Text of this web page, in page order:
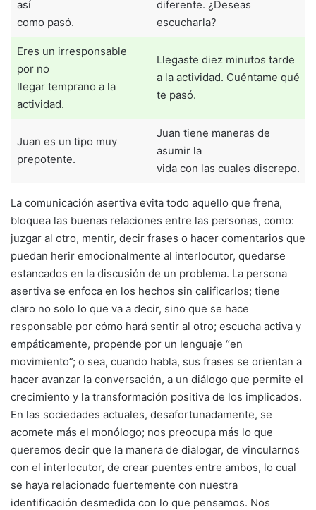
así
como pasó.
diferente. ¿Deseas
escucharla?
Eres un irresponsable
por no
llegar temprano a la
actividad.
Llegaste diez minutos tarde
a la actividad. Cuéntame qué
te pasó.
Juan es un tipo muy
prepotente.
Juan tiene maneras de
asumir la
vida con las cuales discrepo.
La comunicación asertiva evita todo aquello que frena,
bloquea las buenas relaciones entre las personas, como:
juzgar al otro, mentir, decir frases o hacer comentarios que
puedan herir emocionalmente al interlocutor, quedarse
estancados en la discusión de un problema. La persona
asertiva se enfoca en los hechos sin calificarlos; tiene
claro no solo lo que va a decir, sino que se hace
responsable por cómo hará sentir al otro; escucha activa y
empáticamente, propende por un lenguaje “en
movimiento”; o sea, cuando habla, sus frases se orientan a
hacer avanzar la conversación, a un diálogo que permite el
crecimiento y la transformación positiva de los implicados.
En las sociedades actuales, desafortunadamente, se
acomete más el monólogo; nos preocupa más lo que
queremos decir que la manera de dialogar, de vincularnos
con el interlocutor, de crear puentes entre ambos, lo cual
se haya relacionado fuertemente con nuestra
identificación desmedida con lo que pensamos. Nos